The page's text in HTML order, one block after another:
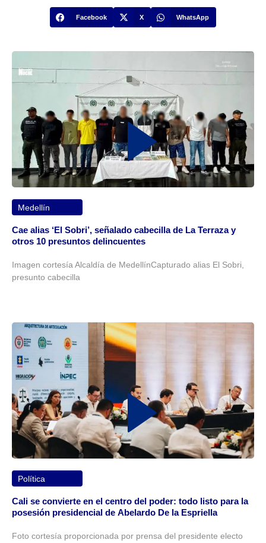
Facebook X WhatsApp
Medellín
Cae alias ‘El Sobri’, señalado cabecilla de La Terraza y
otros 10 presuntos delincuentes
Imagen cortesía Alcaldía de MedellínCapturado alias El Sobri,
presunto cabecilla
Política
Cali se convierte en el centro del poder: todo listo para la
posesión presidencial de Abelardo De la Espriella
Foto cortesía proporcionada por prensa del presidente electo